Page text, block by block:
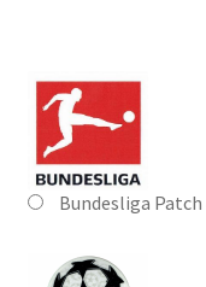
Bundesliga Patch